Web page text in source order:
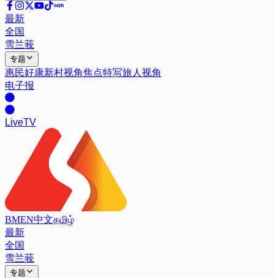
最新
全国
雪兰莪
专题
惠民好康新村视角焦点特写旅人视角
电子报
LiveTV
BMEN中文தமிழ்
最新
全国
雪兰莪
专题